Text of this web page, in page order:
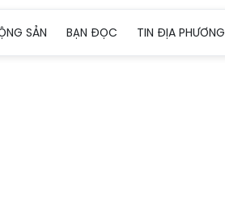
SẢN BẠN ĐỌC TIN ĐỊA PHƯƠNG